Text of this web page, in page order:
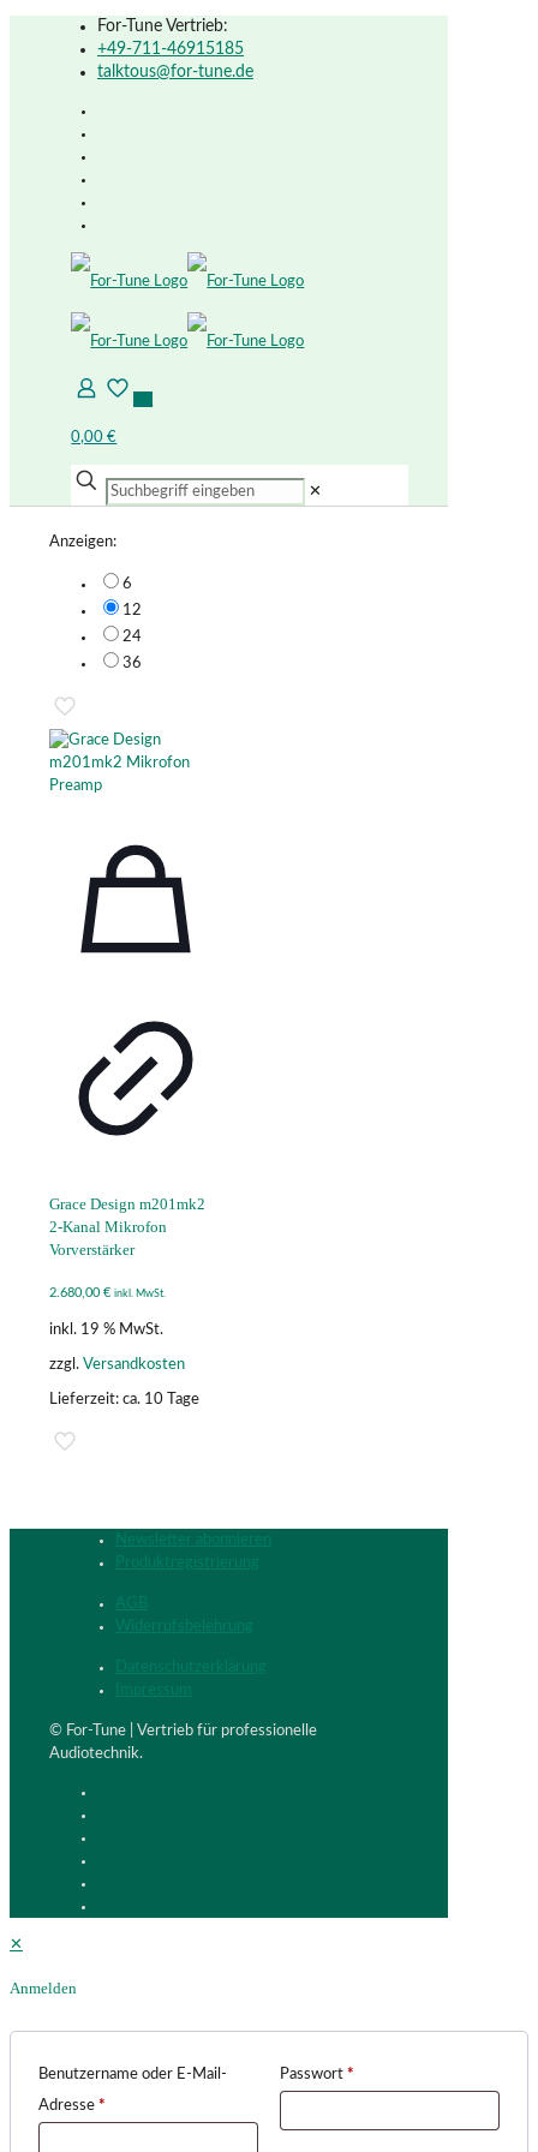
For-Tune Vertrieb:
+49-711-46915185
talktous@for-tune.de
0,00 €
✕
Anzeigen:
6
12
24
36
Grace Design m201mk2
2-Kanal Mikrofon
Vorverstärker
2.680,00 € inkl. MwSt.
inkl. 19 % MwSt.
zzgl. Versandkosten
Lieferzeit: ca. 10 Tage
Newsletter abonnieren
Produktregistrierung
AGB
Widerrufsbelehrung
Datenschutzerklärung
Impressum
© For-Tune | Vertrieb für professionelle
Audiotechnik.
✕
Anmelden
Benutzername oder E-Mail-
Adresse *
Passwort *